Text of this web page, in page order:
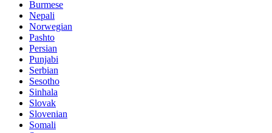
Burmese
Nepali
Norwegian
Pashto
Persian
Punjabi
Serbian
Sesotho
Sinhala
Slovak
Slovenian
Somali